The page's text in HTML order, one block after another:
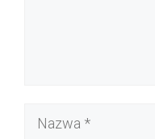
Nazwa